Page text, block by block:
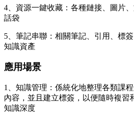
4、資源一鍵收藏：各種鏈接、圖片
話袋
5、筆記串聯：相關筆記、引用、標
知識資產
應用場景
1、知識管理：係統化地整理各類課
內容，並且建立標簽，以便隨時複習
知識深度